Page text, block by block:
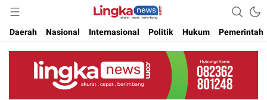
Lingkanews
Akurat. Cepat & Berimbang
Daerah
Nasional Internasional Politik Hukum Pemerintah